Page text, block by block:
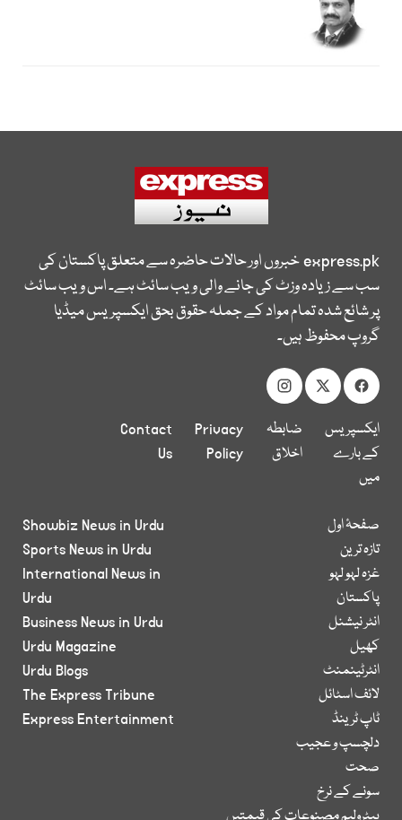
express.pkخبروں اور حالات حاضرہ سے متعلق پاکستان کی
سب سے زیادہ وزٹ کی جانے والی ویب سائٹ ہے۔ اس ویب سائٹ
پر شائع شدہ تمام مواد کے جملہ حقوق بحق ایکسپریس میڈیا
گروپ محفوظ ہیں۔
ایکسپریس
کے بارے
میں
ضابطہ
اخلاق
Privacy
Policy
Contact
Us
صفحۂ اول
تازہ ترین
غزہ لہو لہو
پاکستان
انٹر نیشنل
کھیل
انٹرٹینمنٹ
لائف اسٹائل
ٹاپ ٹرینڈ
دلچسپ و عجیب
صحت
سونے کے نرخ
Showbiz News in Urdu
Sports News in Urdu
International News in
Urdu
Business News in Urdu
Urdu Magazine
Urdu Blogs
The Express Tribune
Express Entertainment